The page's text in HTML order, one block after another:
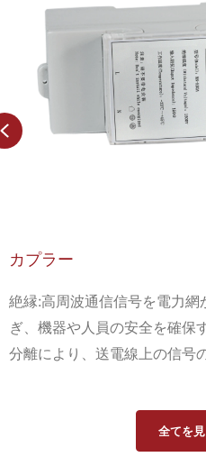
カプラー
絶縁:高周波通信信号を電力
ぎ、機器や人員の安全を確保
分離により、送電線上の信号
Previous
全てを